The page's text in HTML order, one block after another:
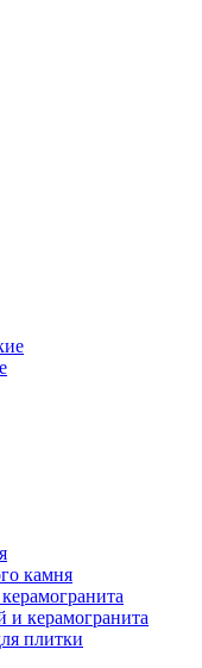
камня
и керамогранита
плитки